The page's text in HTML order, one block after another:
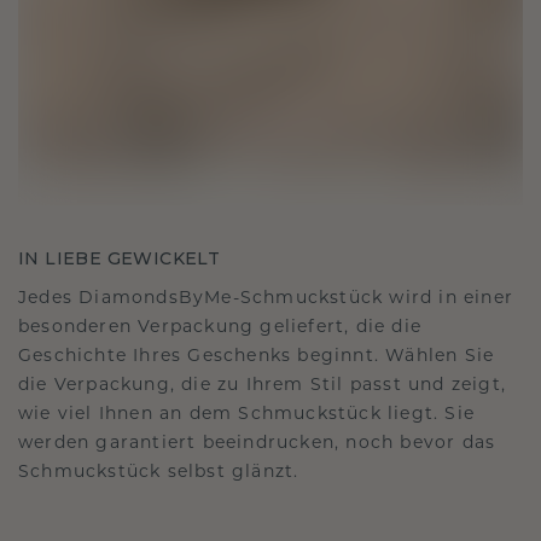
IN LIEBE GEWICKELT
Jedes DiamondsByMe-Schmuckstück wird in einer
besonderen Verpackung geliefert, die die
Geschichte Ihres Geschenks beginnt. Wählen Sie
die Verpackung, die zu Ihrem Stil passt und zeigt,
wie viel Ihnen an dem Schmuckstück liegt. Sie
werden garantiert beeindrucken, noch bevor das
Schmuckstück selbst glänzt.